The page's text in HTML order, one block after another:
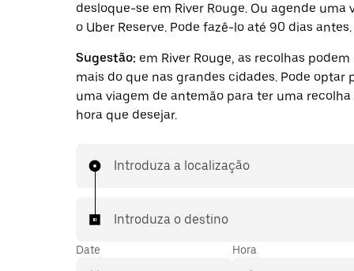
desloque-se em River Rouge. Ou agende uma
o Uber Reserve. Pode fazê-lo até 90 dias antes.
Sugestão: em River Rouge, as recolhas
mais do que nas grandes cidades. Pode optar
uma viagem de antemão para ter uma
hora que desejar.
Introduza a localização
Introduza o destino
Date Hora